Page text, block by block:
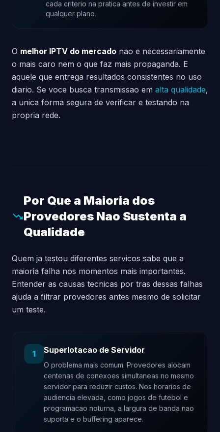
cada criterio na pratica antes de investir em
qualquer plano.
O melhor IPTV do mercado nao e necessariamente
o mais caro nem o que faz mais propaganda. E
aquele que entrega resultados consistentes no uso
diario. Se voce busca transmissao em alta qualidade,
a unica forma segura de verificar e testando na
propria rede.
trending_down
Por Que a Maioria dos
Provedores Nao Sustenta a
Qualidade
Quem ja testou diferentes servicos sabe que a
maioria falha nos momentos mais importantes.
Entender as causas tecnicas por tras dessas falhas
ajuda a filtrar provedores antes mesmo de solicitar
um teste.
1 Superlotacao de Servidor
O problema mais comum. Provedores alocam
centenas de conexoes simultaneas no mesmo
servidor para reduzir custos. Nos horarios de
audiencia elevada, como jogos de futebol e
programacao noturna, a largura de banda nao
suporta e o buffering aparece.